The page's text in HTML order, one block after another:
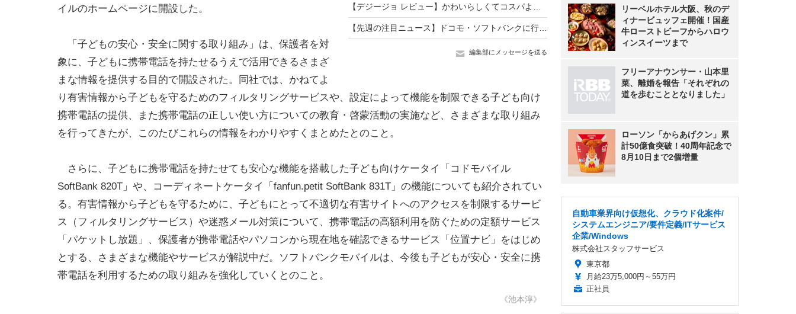
【デジージョ レビュー】かわいらしくてコスパよし！女性向け完全ワイヤレスイヤホンGLIDiC Sound Air TW-5000を試す
【先週の注目ニュース】ドコモ・ソフトバンクに行政指導／ぐるなび、Googleアシスタントでの予約に対応
編集部にメッセージを送る
イルのホームページに開設した。
「子どもの安心・安全に関する取り組み」は、保護者を対
象に、子どもに携帯電話を持たせるうえで活用できるさまざ
まな情報を提供する目的で開設された。同社では、かねてよ
り有害情報から子どもを守るためのフィルタリングサービスや、設定によって機能を制限できる子ども向け
携帯電話の提供、また携帯電話の正しい使い方についての教育・啓蒙活動の実施など、さまざまな取り組み
を行ってきたが、このたびこれらの情報をわかりやすくまとめたとのこと。
さらに、子どもに携帯電話を持たせても安心な機能を搭載した子ども向けケータイ「コドモバイル
SoftBank 820T」や、コーディネートケータイ「fanfun.petit SoftBank 831T」の機能についても紹介されてい
る。有害情報から子どもを守るために、子どもにとって不適切な有害サイトへのアクセスを制限するサービ
ス（フィルタリングサービス）や迷惑メール対策について、携帯電話の高額利用を防ぐための定額サービス
「パケットし放題」、保護者が携帯電話やパソコンから現在地を確認できるサービス「位置ナビ」をはじめ
とする、さまざまな機能やサービスが解説中だ。ソフトバンクモバイルは、今後も子どもが安心・安全に携
帯電話を利用するための取り組みを強化していくとのこと。
《池本淳》
リーベルホテル大阪、秋のデ
ィナービュッフェ開催！国産
牛ローストビーフからハロウ
ィンスイーツまで
フリーアナウンサー・山本里
菜、離婚を報告「それぞれの
道を歩むこととなりました」
ローソン「からあげクン」累
計50億食突破！40周年記念で
8月10日まで2個増量
自動車業界向け仮想化、クラウド化案件/
システムエンジニア/要件定義/ITサービス
企業/Windows
株式会社スタッフサービス
東京都
月給23万5,000円～55万円
正社員